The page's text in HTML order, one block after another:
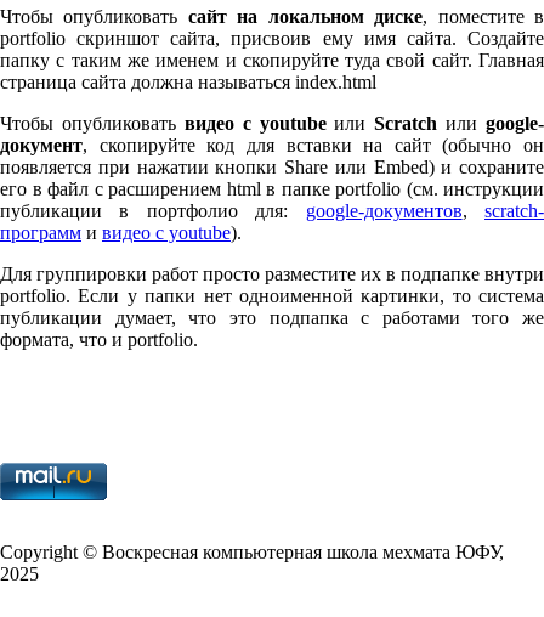
Чтобы опубликовать сайт на локальном диске, поместите в
port­fo­lio скриншот сайта, присвоив ему имя сайта. Создайте
папку с таким же именем и скопируйте туда свой сайт. Главная
страница сайта должна называться index.html
Чтобы опубликовать видео с youtubeилиScratch или google-
документ, скопируйте код для вставки на сайт (обычно он
появляется при нажатии кнопки Share или Embed) и сохраните
его в файл с расширением html в папке port­fo­lio (см. инструкции
публикации в портфолио для: google-документов,scratch-
программ и видео с youtube).
Для группировки работ просто разместите их в подпапке внутри
port­fo­lio. Если у папки нет одноименной картинки, то система
публикации думает, что это подпапка с работами того же
формата, что и port­fo­lio.
Copy­right © Воскресная компьютерная школа мехмата ЮФУ,
2025